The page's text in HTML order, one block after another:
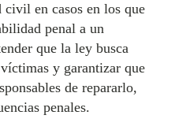
civil en casos en los que
penal a un
que la ley busca
y garantizar que
de repararlo,
penales.